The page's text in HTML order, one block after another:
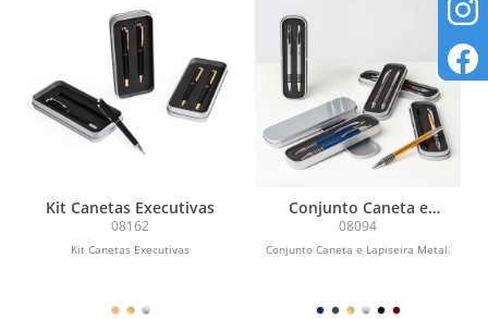
Kit Canetas Executivas
08162
Kit Canetas Executivas
Conjunto Caneta e
Lapiseira Metal
08094
Conjunto Caneta e Lapiseira Metal.